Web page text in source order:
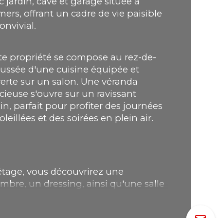
de niveaux
salle d'eau
de garage
offrant un cadre de vie paisible
propriété se compose au rez-de-
d'une cuisine équipée et
sur un salon. Une véranda
s'ouvre sur un ravissant
parfait pour profiter des journées
et des soirées en plein air.
vous découvrirez une
un dressing, ainsi qu'une salle